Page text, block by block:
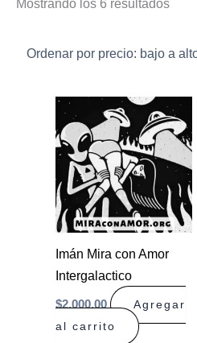
Mostrando los 6 resultados
Imán Mira con Amor
Intergalactico
$2.000,00
Agregar
al carrito